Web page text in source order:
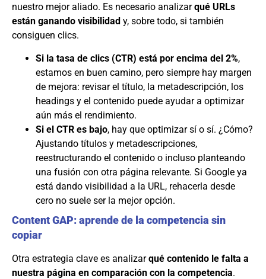
nuestro mejor aliado. Es necesario analizarqué URLs
están ganando visibilidad y, sobre todo, si también
consiguen clics.
Si la tasa de clics (CTR) está por encima del 2%,
estamos en buen camino, pero siempre hay margen
de mejora: revisar el título, la metadescripción, los
headings y el contenido puede ayudar a optimizar
aún más el rendimiento.
Si el CTR es bajo, hay que optimizar sí o sí. ¿Cómo?
Ajustando títulos y metadescripciones,
reestructurando el contenido o incluso planteando
una fusión con otra página relevante. Si Google ya
está dando visibilidad a la URL, rehacerla desde
cero no suele ser la mejor opción.
Content GAP: aprende de la competencia sin
copiar
Otra estrategia clave es analizarqué contenido le falta a
nuestra página en comparación con la competencia.